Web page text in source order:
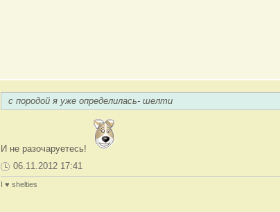
с породой я уже определилась- шелти
И не разочаруетесь!
06.11.2012 17:41
I ♥ shelties